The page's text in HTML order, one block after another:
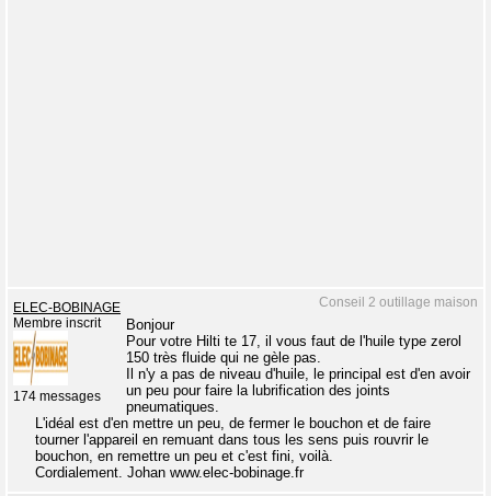
Conseil 2 outillage maison
ELEC-BOBINAGE
Membre inscrit
174 messages
Bonjour
Pour votre Hilti te 17, il vous faut de l'huile type zerol
150 très fluide qui ne gèle pas.
Il n'y a pas de niveau d'huile, le principal est d'en avoir
un peu pour faire la lubrification des joints
pneumatiques.
L'idéal est d'en mettre un peu, de fermer le bouchon et de faire
tourner l'appareil en remuant dans tous les sens puis rouvrir le
bouchon, en remettre un peu et c'est fini, voilà.
Cordialement. Johan www.elec-bobinage.fr